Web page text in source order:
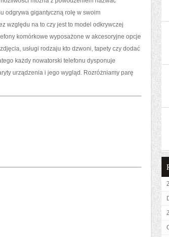
odgrywa gigantyczną rolę w swoim
względu na to czy jest to model odkrywczej
komórkowe wyposażone w akcesoryjne opcje
usługi rodzaju kto dzwoni, tapety czy dodać
każdy nowatorski telefonu dysponuje
urządzenia i jego wygląd. Rozróżniamy parę